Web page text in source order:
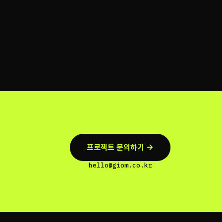
프로젝트 문의하기 →
hello@giom.co.kr